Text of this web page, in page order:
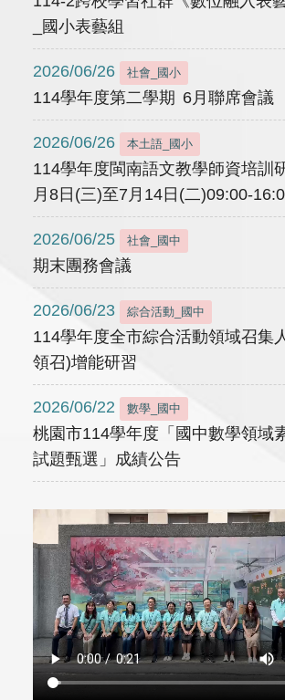
_國小表藝組
2026/06/26 社會_國小
114學年度第二學期 6月聯席會議
2026/06/26 本土語_國小
114學年度閩南語文教學師資培訓
月8日(三)至7月14日(二)09:00-
2026/06/25 社會_國中
期末團務會議
2026/06/23 綜合活動_國中
114學年度全市綜合活動領域召集
領召)增能研習
2026/06/22 數學_國中
桃園市114學年度「國中數學領域
試題甄選」成績公告